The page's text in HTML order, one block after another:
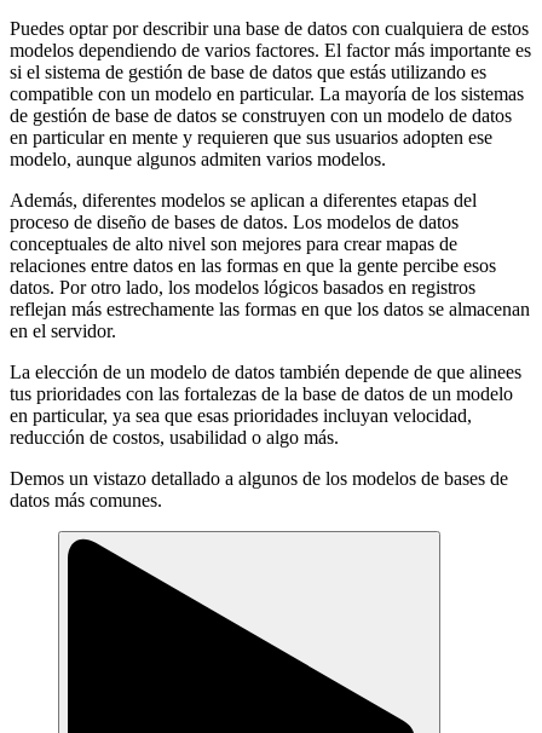
Puedes optar por describir una base de datos con cualquiera de estos
modelos dependiendo de varios factores. El factor más importante es
si el sistema de gestión de base de datos que estás utilizando es
compatible con un modelo en particular. La mayoría de los sistemas
de gestión de base de datos se construyen con un modelo de datos
en particular en mente y requieren que sus usuarios adopten ese
modelo, aunque algunos admiten varios modelos.
Además, diferentes modelos se aplican a diferentes etapas del
proceso de diseño de bases de datos. Los modelos de datos
conceptuales de alto nivel son mejores para crear mapas de
relaciones entre datos en las formas en que la gente percibe esos
datos. Por otro lado, los modelos lógicos basados en registros
reflejan más estrechamente las formas en que los datos se almacenan
en el servidor.
La elección de un modelo de datos también depende de que alinees
tus prioridades con las fortalezas de la base de datos de un modelo
en particular, ya sea que esas prioridades incluyan velocidad,
reducción de costos, usabilidad o algo más.
Demos un vistazo detallado a algunos de los modelos de bases de
datos más comunes.